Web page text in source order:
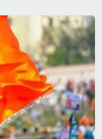
কর্মীকে শোকজ